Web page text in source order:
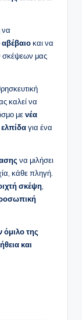
να
αβέβαιοκαι να
σκέψεων μας
καλεί να
μενέα
ελπίδαγια ένα
να μιλήσει
κάθε πληγή.
σκέψη
της
και